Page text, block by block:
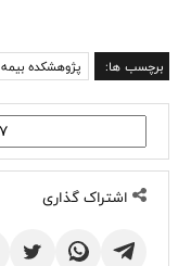
برچسب ها: پژوهشکده بیمه
اشتراک گذاری